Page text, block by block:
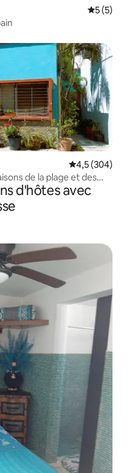
5 (5)
Évaluation
4,5 (304)
de la plage et des
d'hôtes avec